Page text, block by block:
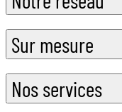
Sur mesure
Nos services